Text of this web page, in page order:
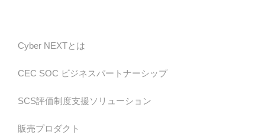
Cyber NEXTとは
CEC SOC ビジネスパートナーシップ
SCS評価制度支援ソリューション
販売プロダクト